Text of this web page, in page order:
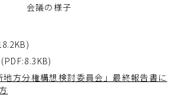
会議の様子
(PDF:8.3KB)
方分権構想検討委員会」最終報告書に